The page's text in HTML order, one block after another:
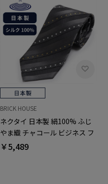
BRICK HOUSE
ネクタイ 日本製 絹100% ふじ
やま織 チャコール ビジネス フ
ォーマル
￥5,489